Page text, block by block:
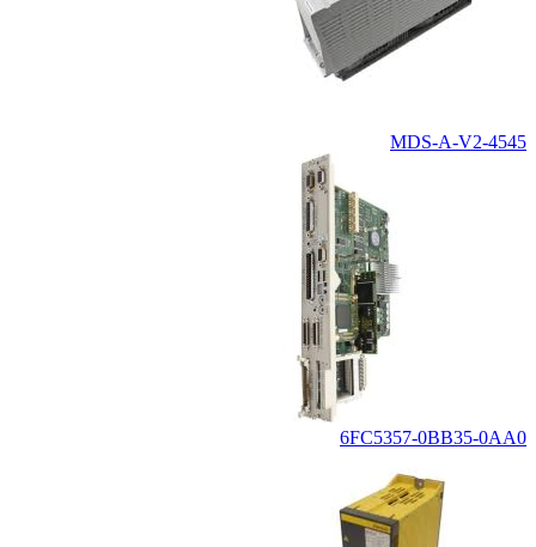
MDS-A-V2-4545
6FC5357-0BB35-0AA0